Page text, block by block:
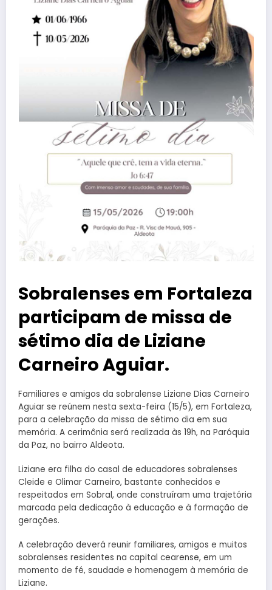
Sobralenses em Fortaleza
participam de missa de
sétimo dia de Liziane
Carneiro Aguiar.
Familiares e amigos da sobralense Liziane Dias Carneiro
Aguiar se reúnem nesta sexta-feira (15/5), em Fortaleza,
para a celebração da missa de sétimo dia em sua
memória. A cerimônia será realizada às 19h, na Paróquia
da Paz, no bairro Aldeota.
Liziane era filha do casal de educadores sobralenses
Cleide e Olimar Carneiro, bastante conhecidos e
respeitados em Sobral, onde construíram uma trajetória
marcada pela dedicação à educação e à formação de
gerações.
A celebração deverá reunir familiares, amigos e muitos
sobralenses residentes na capital cearense, em um
momento de fé, saudade e homenagem à memória de
Liziane.